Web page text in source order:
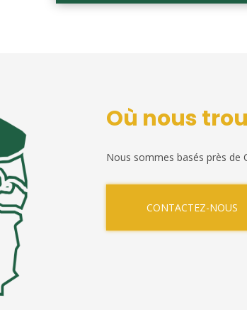
Où nous
Nous sommes basés près de
CONTACTEZ-NOUS